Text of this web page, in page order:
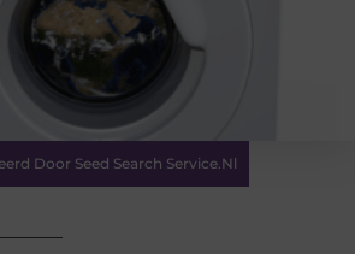
Door Seed Search Service.nl